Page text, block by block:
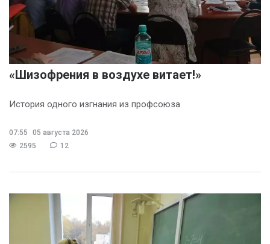
«Шизофрения в воздухе витает!»
История одного изгнания из профсоюза
07:55
05 августа 2026
2595
12